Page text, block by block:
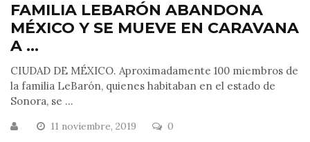
FAMILIA LEBARÓN ABANDONA
MÉXICO Y SE MUEVE EN CARAVANA
A ...
CIUDAD DE MÉXICO. Aproximadamente 100 miembros de
la familia LeBarón, quienes habitaban en el estado de
Sonora, se ...
11 noviembre, 2019 0